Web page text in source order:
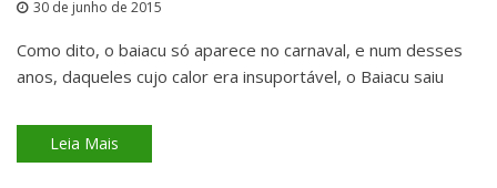
30 de junho de 2015
Como dito, o baiacu só aparece no carnaval, e num desses
anos, daqueles cujo calor era insuportável, o Baiacu saiu
Leia Mais